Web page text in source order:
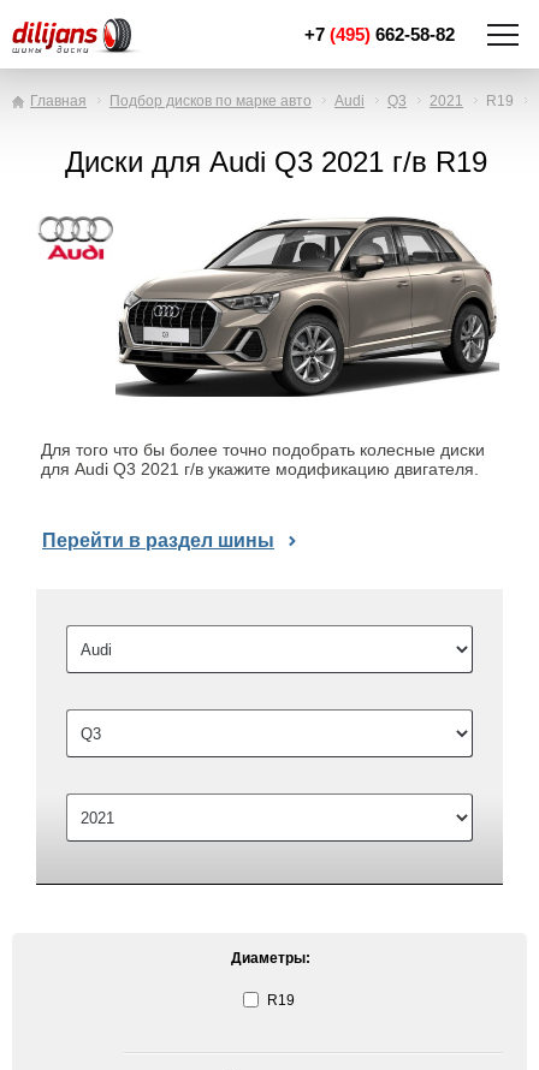
+7 (495) 662-58-82
Главная Подбор дисков по марке авто Audi Q3 2021 R19
Диски для Audi Q3 2021 г/в R19
Для того что бы более точно подобрать колесные диски
для Audi Q3 2021 г/в укажите модификацию двигателя.
Перейти в раздел шины
Диаметры:
R19